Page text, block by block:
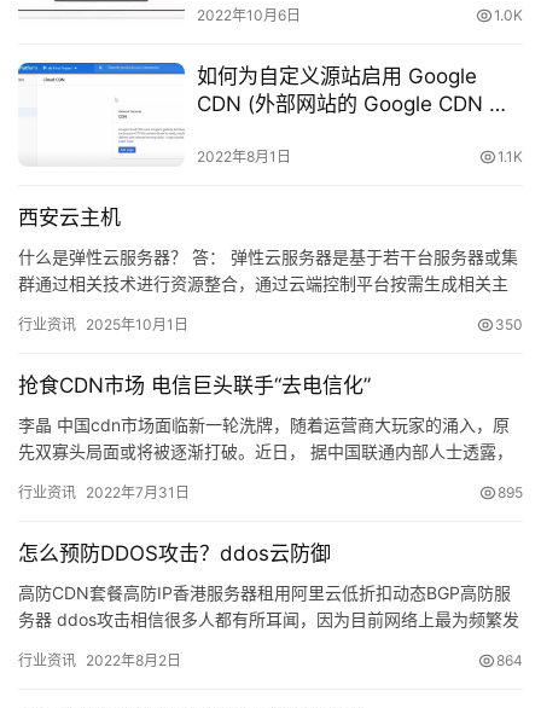
态
2022年10月6日 1.0K
如何为自定义源站启用 Google
CDN (外部网站的 Google CDN 配
2022年8月1日 1.1K
西安云主机
什么是弹性云服务器？ 答： 弹性云服务器是基于若干台服务器或集
群通过相关技术进行资源整合，通过云端控制平台按需生成相关主
环…
行业资讯 2025年10月1日 350
抢食CDN市场 电信巨头联手“去电信化”
李晶 中国cdn市场面临新一轮洗牌，随着运营商大玩家的涌入，原
先双寡头局面或将被逐渐打破。近日， 据中国联通内部人士透露，
行业资讯 2022年7月31日 895
怎么预防DDOS攻击？ddos云防御
高防CDN套餐高防IP香港服务器租用阿里云低折扣动态BGP高防服
务器 ddos攻击相信很多人都有所耳闻，因为目前网络上最为频繁发
行业资讯 2022年8月2日 864